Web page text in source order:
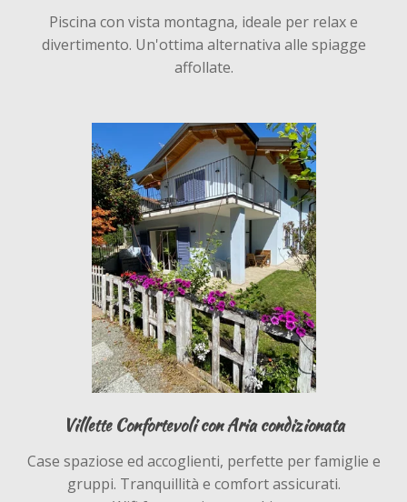
Piscina con vista montagna, ideale per relax e
divertimento. Un'ottima alternativa alle spiagge
affollate.
Villette Confortevoli con Aria condizionata
Case spaziose ed accoglienti, perfette per famiglie e
gruppi. Tranquillità e comfort assicurati.